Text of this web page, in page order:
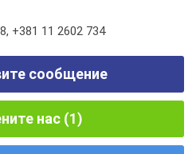
, +381 11 2602 734
сообщение
нас (1)